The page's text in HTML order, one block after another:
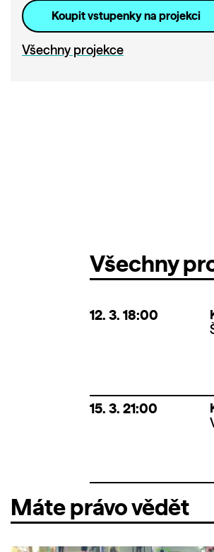
Koupit vstupenky na projekci
Všechny projekce
Všechny
12. 3. 18:00
15. 3. 21:00
Máte právo vědět